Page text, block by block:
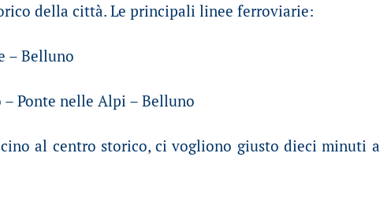
della città. Le principali linee ferroviarie:
– Belluno
– Ponte nelle Alpi – Belluno
al centro storico, ci vogliono giusto dieci minuti